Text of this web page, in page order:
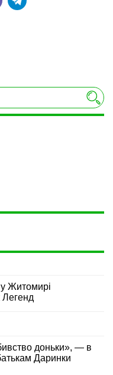
у Житомирі
Легенд
доньки», — в
Даринки